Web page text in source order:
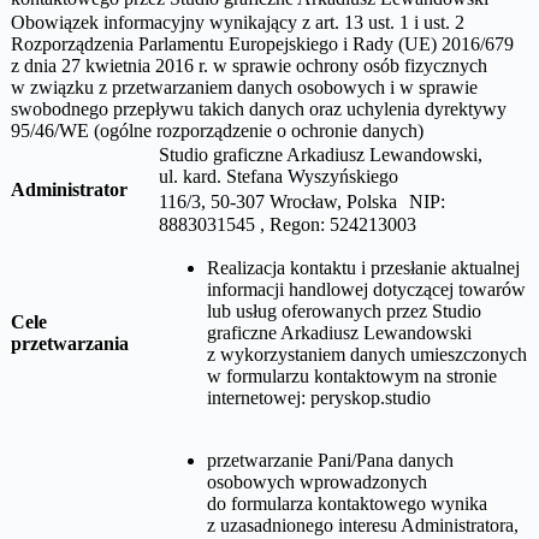
Obowiązek informacyjny wynikający z art. 13 ust. 1 i ust. 2
Rozporządzenia Parlamentu Europejskiego i Rady (UE) 2016/679
z dnia 27 kwietnia 2016 r. w sprawie ochrony osób fizycznych
w związku z przetwarzaniem danych osobowych i w sprawie
swobodnego przepływu takich danych oraz uchylenia dyrektywy
95/46/WE (ogólne rozporządzenie o ochronie danych)
Administrator
Studio graficzne Arkadiusz Lewandowski,
ul. kard. Stefana Wyszyńskiego
116/3, 50-307 Wrocław, Polska NIP:
8883031545 , Regon: 524213003
Cele
przetwarzania
Realizacja kontaktu i przesłanie aktualnej
informacji handlowej dotyczącej towarów
lub usług oferowanych przez Studio
graficzne Arkadiusz Lewandowski
z wykorzystaniem danych umieszczonych
w formularzu kontaktowym na stronie
internetowej: peryskop.studio
przetwarzanie Pani/Pana danych
osobowych wprowadzonych
do formularza kontaktowego wynika
z uzasadnionego interesu Administratora,